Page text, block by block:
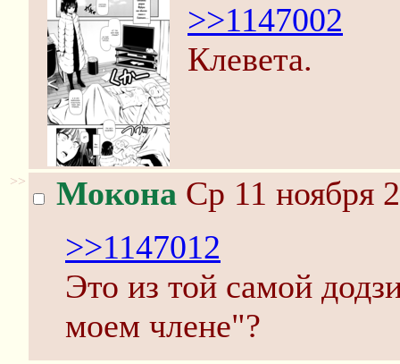
>>1147002
Клевета.
>> Мокона Ср 11 ноября
>>1147012
Это из той самой
моем члене"?